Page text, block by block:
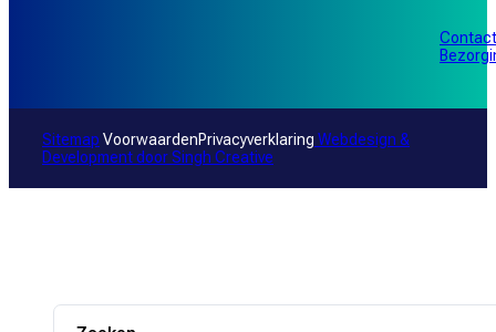
Sitemap VoorwaardenPrivacyverklaring Webdesign &
Development doorSingh Creative
Search